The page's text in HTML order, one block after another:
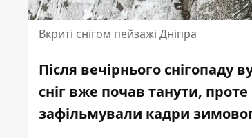
Вкриті снігом пейзажі Дніпра
Після вечірнього снігопаду
сніг вже почав танути,
зафільмували кадри